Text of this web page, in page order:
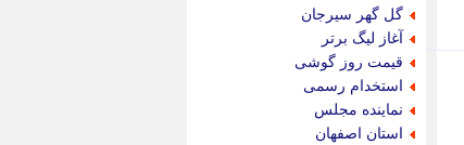
گل گهر سیرجان
آغاز لیگ برتر
قیمت روز گوشی
استخدام رسمی
نماینده مجلس
استان اصفهان